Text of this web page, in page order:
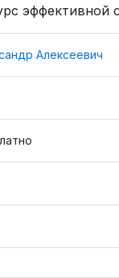
Алексеевич